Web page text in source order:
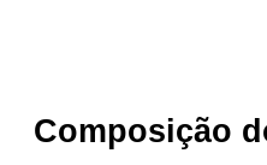
Composição